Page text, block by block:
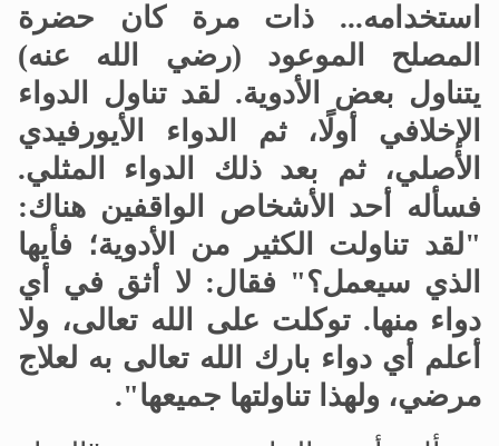
استخدامه... ذات مرة كان حضرة
المصلح الموعود (رضي الله عنه)
يتناول بعض الأدوية. لقد تناول الدواء
الإخلافي أولًا، ثم الدواء الأيورفيدي
الأصلي، ثم بعد ذلك الدواء المثلي.
فسأله أحد الأشخاص الواقفين هناك:
"لقد تناولت الكثير من الأدوية؛ فأيها
الذي سيعمل؟" فقال: لا أثق في أي
دواء منها. توكلت على الله تعالى، ولا
أعلم أي دواء بارك الله تعالى به لعلاج
مرضي، ولهذا تناولتها جميعها".